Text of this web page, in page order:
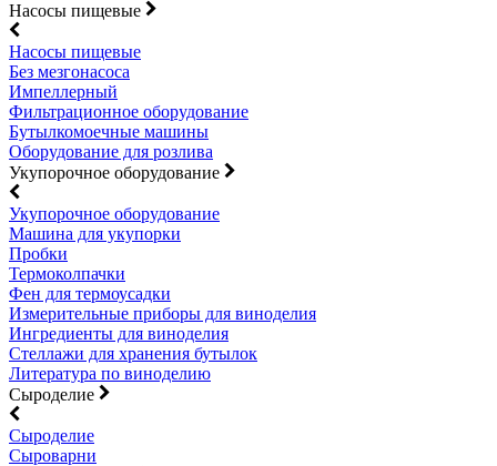
Насосы пищевые
Насосы пищевые
Без мезгонасоса
Импеллерный
Фильтрационное оборудование
Бутылкомоечные машины
Оборудование для розлива
Укупорочное оборудование
Укупорочное оборудование
Машина для укупорки
Пробки
Термоколпачки
Фен для термоусадки
Измерительные приборы для виноделия
Ингредиенты для виноделия
Стеллажи для хранения бутылок
Литература по виноделию
Сыроделие
Сыроделие
Сыроварни